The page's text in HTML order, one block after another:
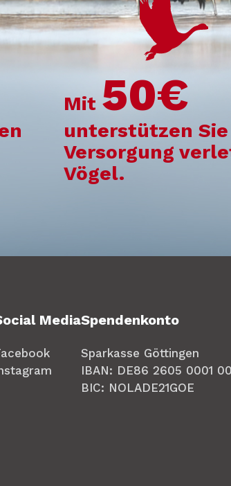
Mit 50€
unterstützen
Versorgung
Vögel.
MediaSpendenkonto
Sparkasse Göttingen
IBAN: DE86 2605 0001
BIC: NOLADE21GOE